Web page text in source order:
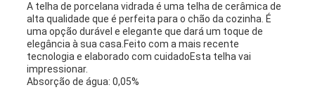
A telha de porcelana vidrada é uma telha de cerâmica de
alta qualidade que é perfeita para o chão da cozinha. É
uma opção durável e elegante que dará um toque de
elegância à sua casa.Feito com a mais recente
tecnologia e elaborado com cuidadoEsta telha vai
impressionar.
Absorção de água: 0,05%